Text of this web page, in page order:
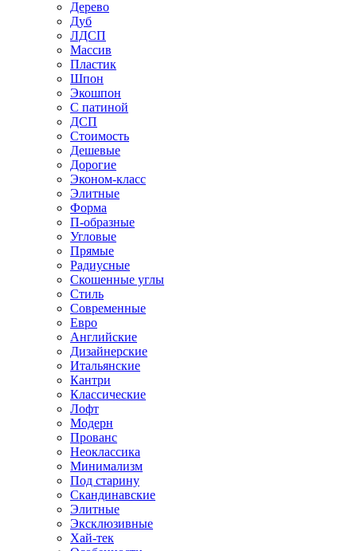
Дерево
Дуб
ЛДСП
Массив
Пластик
Шпон
Экошпон
С патиной
ДСП
Стоимость
Дешевые
Дорогие
Эконом-класс
Элитные
Форма
П-образные
Угловые
Прямые
Радиусные
Скошенные углы
Стиль
Современные
Евро
Английские
Дизайнерские
Итальянские
Кантри
Классические
Лофт
Модерн
Прованс
Неоклассика
Минимализм
Под старину
Скандинавские
Элитные
Эксклюзивные
Хай-тек